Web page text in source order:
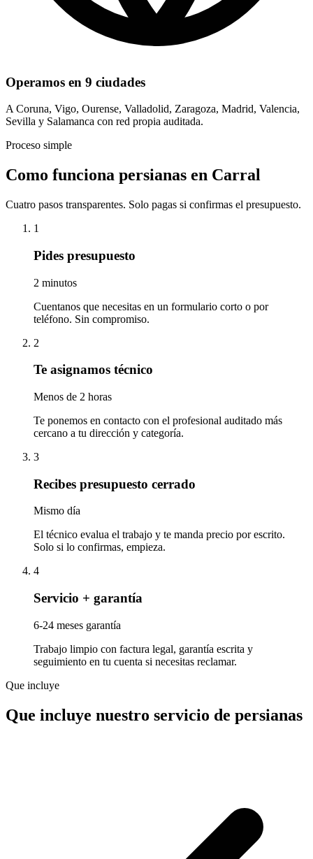
Operamos en 9 ciudades
A Coruna, Vigo, Ourense, Valladolid, Zaragoza, Madrid, Valencia,
Sevilla y Salamanca con red propia auditada.
Proceso simple
Como funciona persianas en Carral
Cuatro pasos transparentes. Solo pagas si confirmas el presupuesto.
1
Pides presupuesto
2 minutos
Cuentanos que necesitas en un formulario corto o por
teléfono. Sin compromiso.
2
Te asignamos técnico
Menos de 2 horas
Te ponemos en contacto con el profesional auditado más
cercano a tu dirección y categoría.
3
Recibes presupuesto cerrado
Mismo día
El técnico evalua el trabajo y te manda precio por escrito.
Solo si lo confirmas, empieza.
4
Servicio + garantía
6-24 meses garantía
Trabajo limpio con factura legal, garantía escrita y
seguimiento en tu cuenta si necesitas reclamar.
Que incluye
Que incluye nuestro servicio de persianas